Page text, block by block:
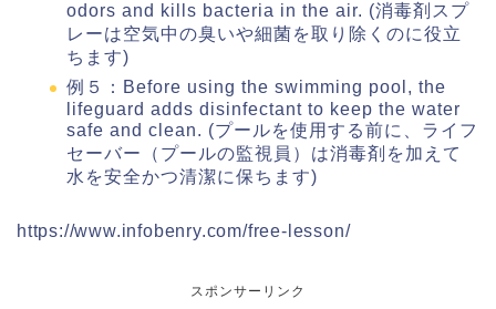
odors and kills bacteria in the air. (消毒剤スプ
レーは空気中の臭いや細菌を取り除くのに役立
ちます)
例５：Before using the swimming pool, the
lifeguard adds disinfectant to keep the water
safe and clean. (プールを使用する前に、ライフ
セーバー（プールの監視員）は消毒剤を加えて
水を安全かつ清潔に保ちます)
https://www.infobenry.com/free-lesson/
スポンサーリンク